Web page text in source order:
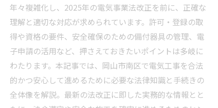
年々複雑化し、2025年の電気事業法改正を前に、正確な
理解と適切な対応が求められています。許可・登録の取
得や資格の要件、安全確保のための備付器具の管理、電
子申請の活用など、押さえておきたいポイントは多岐に
わたります。本記事では、岡山市南区で電気工事を合法
的かつ安心して進めるために必要な法律知識と手続きの
全体像を解説。最新の法改正に即した実務的な情報とと